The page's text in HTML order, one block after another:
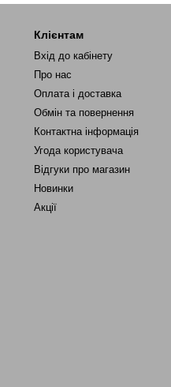
Клієнтам
Вхід до кабінету
Про нас
Оплата і доставка
Обмін та повернення
Контактна інформація
Угода користувача
Відгуки про магазин
Новинки
Акції